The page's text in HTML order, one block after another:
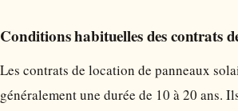
Conditions habituelles des contrats
Les contrats de location de panneaux
généralement une durée de 10 à 20 ans.